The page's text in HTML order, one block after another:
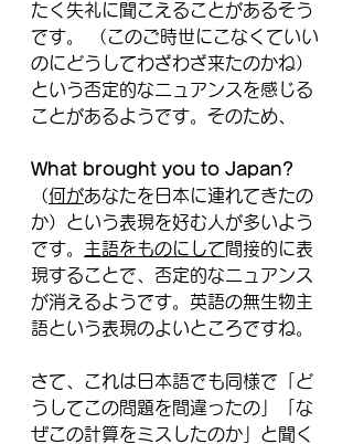
たく失礼に聞こえることがあるそう
です。 （このご時世にこなくていい
のにどうしてわざわざ来たのかね）
という否定的なニュアンスを感じる
ことがあるようです。そのため、
What brought you to Japan?
（何があなたを日本に連れてきたの
か）という表現を好む人が多いよう
です。 主語をものにして間接的に表
現することで、否定的なニュアンス
が消えるようです。英語の無生物主
語という表現のよいところですね。
さて、これは日本語でも同様で「ど
うしてこの問題を間違ったの」「な
ぜこの計算をミスしたのか」と聞く